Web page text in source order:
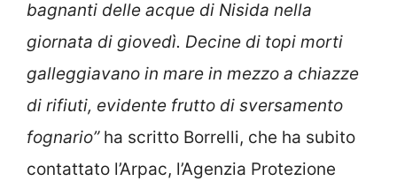
bagnanti delle acque di Nisida nella
giornata di giovedì. Decine di topi morti
galleggiavano in mare in mezzo a chiazze
di rifiuti, evidente frutto di sversamento
fognario” ha scritto Borrelli, che ha subito
contattato l’Arpac, l’Agenzia Protezione